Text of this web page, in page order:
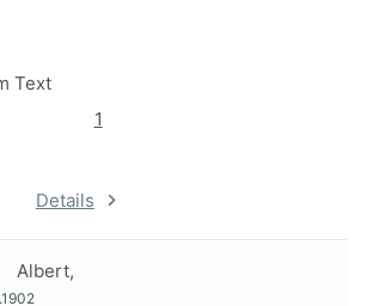
Text
1
Details
Albert,